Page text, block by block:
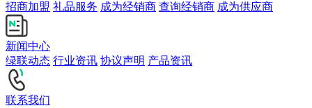
招商加盟 礼品服务 成为经销商 查询经销商 成为供应商
新闻中心
绿联动态 行业资讯 协议声明 产品资讯
联系我们